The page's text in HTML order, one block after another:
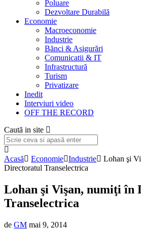
Poluare
Dezvoltare Durabilă
Economie
Macroeconomie
Industrie
Bănci & Asigurări
Comunicatii & IT
Infrastructură
Turism
Privatizare
Inedit
Interviuri video
OFF THE RECORD
Caută in site
Acasă Economie Industrie
Lohan şi
Directoratul Transelectrica
Lohan şi Vişan, numiţi în
Transelectrica
de GM mai 9, 2014